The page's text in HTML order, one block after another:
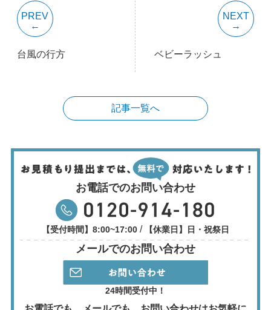
PREV
台風の行方
NEXT
ベビーラッシュ
記事一覧へ
お電話でのお問い合わせ
【受付時間】8:00~17:00 / 【休業日】日・祝祭日
メールでのお問い合わせ
24時間受付中！